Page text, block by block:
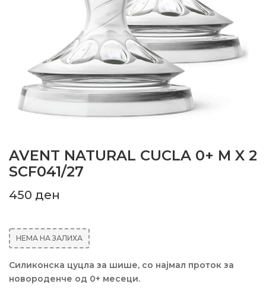
AVENT NATURAL CUCLA 0+ M X 2
SCF041/27
450 ден
НЕМА НА ЗАЛИХА
Силиконска цуцла за шише, со најмал проток за
новороденче од 0+ месеци.